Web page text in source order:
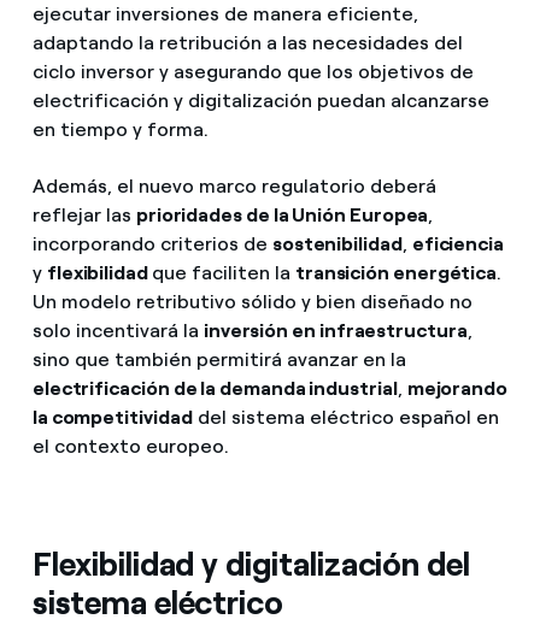
ejecutar inversiones de manera eficiente,
adaptando la retribución a las necesidades del
ciclo inversor y asegurando que los objetivos de
electrificación y digitalización puedan alcanzarse
en tiempo y forma.
Además, el nuevo marco regulatorio deberá
reflejar las prioridades de la Unión Europea,
incorporando criterios de sostenibilidad, eficiencia
y flexibilidad que faciliten la transición energética.
Un modelo retributivo sólido y bien diseñado no
solo incentivará la inversión en infraestructura,
sino que también permitirá avanzar en la
electrificación de la demanda industrial, mejorando
la competitividaddel sistema eléctrico español en
el contexto europeo.
Flexibilidad y digitalización del
sistema eléctrico